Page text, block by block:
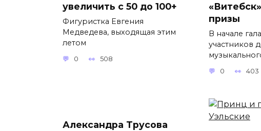
увеличить с 50 до 100+
Фигуристка Евгения
Медведева, выходящая этим
летом
0 508
призы
В начале
участников
0 403
Александра Трусова